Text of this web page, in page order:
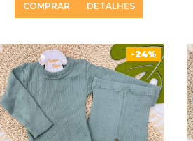
COMPRAR DETALHES
-24%